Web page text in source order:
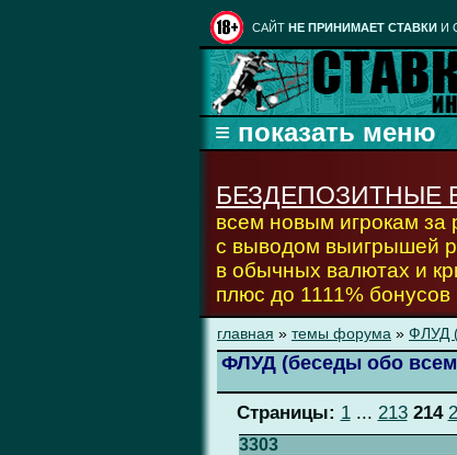
CАЙТ НЕ ПРИНИМАЕТ СТАВКИ И
БЕЗДЕПОЗИТНЫЕ
всем новым игрокам за
с выводом выигрышей
в обычных валютах и
плюс до 1111%
главная » темы форума » ФЛУД
ФЛУД (беседы обо всем
Страницы: 1... 213 214
3303